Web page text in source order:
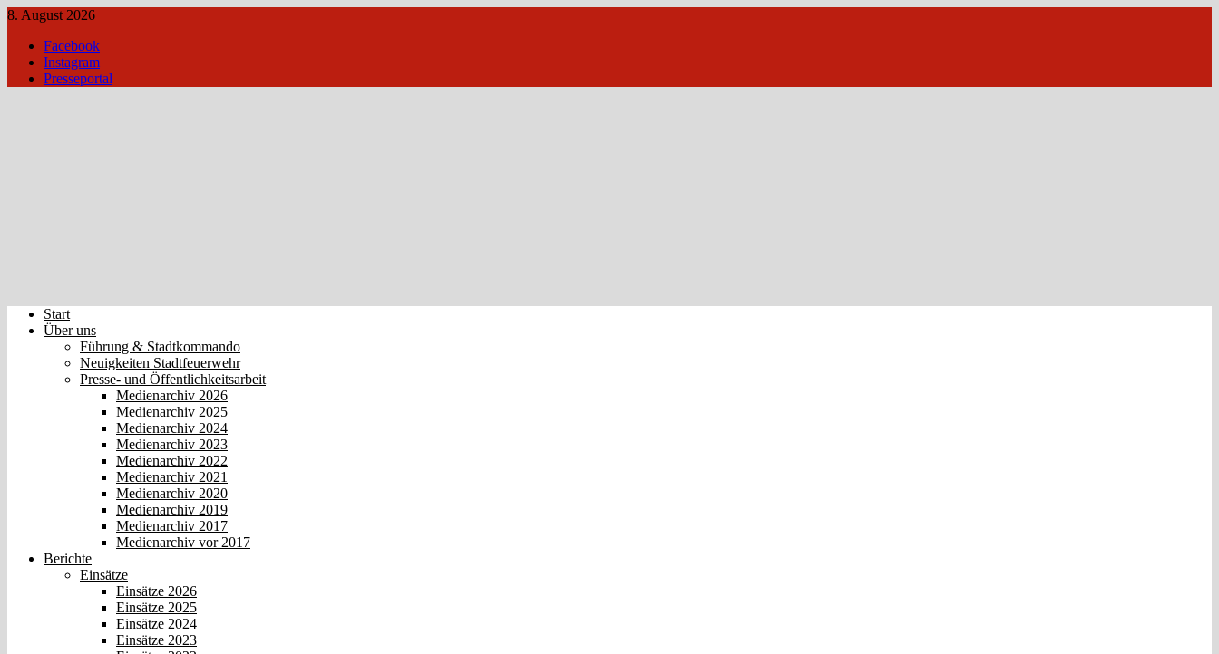
8. August 2026
Facebook
Instagram
Presseportal
Start
Über uns
Führung & Stadtkommando
Neuigkeiten Stadtfeuerwehr
Presse- und Öffentlichkeitsarbeit
Medienarchiv 2026
Medienarchiv 2025
Medienarchiv 2024
Medienarchiv 2023
Medienarchiv 2022
Medienarchiv 2021
Medienarchiv 2020
Medienarchiv 2019
Medienarchiv 2017
Medienarchiv vor 2017
Berichte
Einsätze
Einsätze 2026
Einsätze 2025
Einsätze 2024
Einsätze 2023